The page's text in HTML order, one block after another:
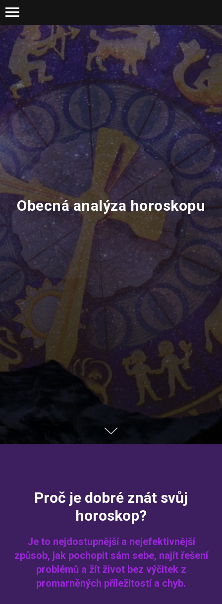
Obecná analýza horoskopu
Proč je dobré znát svůj
horoskop?
Je to nejdostupnější a nejefektivnější
způsob, jak pochopit sám sebe, najít řešení
problémů a žít život bez výčitek z
promarněných příležitostí a chyb.